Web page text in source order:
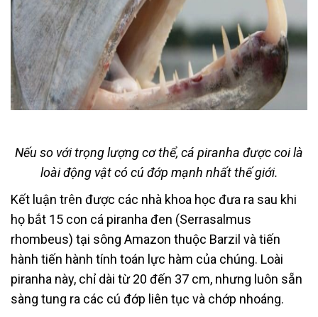
Nếu so với trọng lượng cơ thể, cá piranha được coi là
loài động vật có cú đớp mạnh nhất thế giới.
Kết luận trên được các nhà khoa học đưa ra sau khi
họ bắt 15 con cá piranha đen (Serrasalmus
rhombeus) tại sông Amazon thuộc Barzil và tiến
hành tiến hành tính toán lực hàm của chúng. Loài
piranha này, chỉ dài từ 20 đến 37 cm, nhưng luôn sẵn
sàng tung ra các cú đớp liên tục và chớp nhoáng.